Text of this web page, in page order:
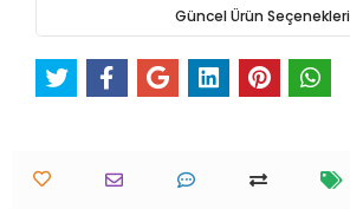
Güncel Ürün Seçenekleri